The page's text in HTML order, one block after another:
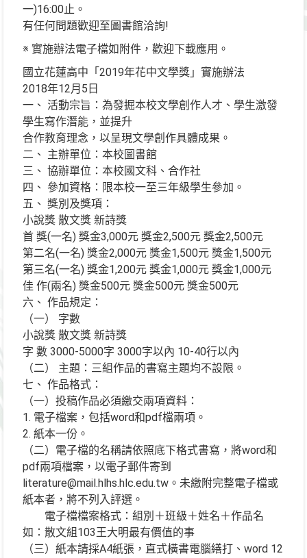
一)16:00止。
有任何問題歡迎至圖書館洽詢!
※ 實施辦法電子檔如附件，歡迎下載應用。
國立花蓮高中「2019年花中文學獎」實施辦法
2018年12月5日
一、 活動宗旨：為發掘本校文學創作人才、學生激發
學生寫作潛能，並提升
合作教育理念，以呈現文學創作具體成果。
二、 主辦單位：本校圖書館
三、 協辦單位：本校國文科、合作社
四、 參加資格：限本校一至三年級學生參加。
五、 獎別及獎項：
小說獎 散文獎 新詩獎
首 獎(一名) 獎金3,000元 獎金2,500元 獎金2,500元
第二名(一名) 獎金2,000元 獎金1,500元 獎金1,500元
第三名(一名) 獎金1,200元 獎金1,000元 獎金1,000元
佳 作(兩名) 獎金500元 獎金500元 獎金500元
六、 作品規定：
（一） 字數
小說獎 散文獎 新詩獎
字 數 3000-5000字 3000字以內 10-40行以內
（二） 主題：三組作品的書寫主題均不設限。
七、 作品格式：
（一）投稿作品必須繳交兩項資料：
1. 電子檔案，包括word和pdf檔兩項。
2. 紙本一份。
（二）電子檔的名稱請依照底下格式書寫，將word和
pdf兩項檔案，以電子郵件寄到
literature@mail.hlhs.hlc.edu.tw。未繳附完整電子檔或
紙本者，將不列入評選。
電子檔檔案格式：組別＋班級＋姓名＋作品名
如：散文組103王大明最有價值的事
（三）紙本請採A4紙張，直式橫書電腦繕打、word 12